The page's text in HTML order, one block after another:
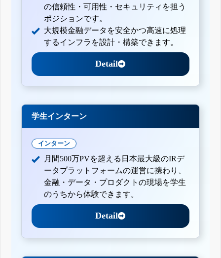
の信頼性・可用性・セキュリティを担う
ポジションです。
大規模金融データを安全かつ高速に処理
するインフラを設計・構築できます。
Detail
学生インターン
インターン
月間500万PVを超える日本最大級のIRデ
ータプラットフォームの運営に携わり、
金融・データ・プロダクトの現場を学生
のうちから体験できます。
Detail